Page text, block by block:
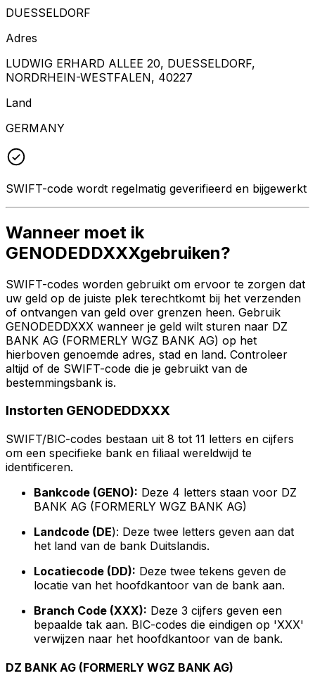
DUESSELDORF
Adres
LUDWIG ERHARD ALLEE 20, DUESSELDORF,
NORDRHEIN-WESTFALEN, 40227
Land
GERMANY
SWIFT-code wordt regelmatig geverifieerd en bijgewerkt
Wanneer moet ik
GENODEDDXXXgebruiken?
SWIFT-codes worden gebruikt om ervoor te zorgen dat
uw geld op de juiste plek terechtkomt bij het verzenden
of ontvangen van geld over grenzen heen. Gebruik
GENODEDDXXX wanneer je geld wilt sturen naar DZ
BANK AG (FORMERLY WGZ BANK AG) op het
hierboven genoemde adres, stad en land. Controleer
altijd of de SWIFT-code die je gebruikt van de
bestemmingsbank is.
Instorten GENODEDDXXX
SWIFT/BIC-codes bestaan uit 8 tot 11 letters en cijfers
om een specifieke bank en filiaal wereldwijd te
identificeren.
Bankcode (GENO): Deze 4 letters staan voor DZ
BANK AG (FORMERLY WGZ BANK AG)
Landcode (DE): Deze twee letters geven aan dat
het land van de bank Duitslandis.
Locatiecode (DD): Deze twee tekens geven de
locatie van het hoofdkantoor van de bank aan.
Branch Code (XXX): Deze 3 cijfers geven een
bepaalde tak aan. BIC-codes die eindigen op 'XXX'
verwijzen naar het hoofdkantoor van de bank.
DZ BANK AG (FORMERLY WGZ BANK AG)